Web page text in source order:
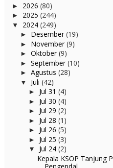
► 2026 (80)
► 2025 (244)
▼ 2024 (249)
► Desember(19)
► November(9)
► Oktober(9)
► September(10)
► Agustus (28)
▼ Juli (42)
► Jul 31 (4)
► Jul 30 (4)
► Jul 29 (2)
► Jul 28 (1)
► Jul 26 (5)
► Jul 25 (3)
▼ Jul 24 (2)
Kepala KSOP Tanjung